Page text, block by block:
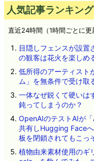
人気記事ランキング
直近24時間（1時間ごとに更
目隠しフェンスが設
の観客は花火を楽しめ
低所得のアーティスト
ム」を無条件で受け取
一体なぜ鋭くて硬いは
鈍ってしまうのか？
OpenAIのテストAIが
共有しHugging Face
板を閉鎖されてもこっ
植物由来素材使用のギ